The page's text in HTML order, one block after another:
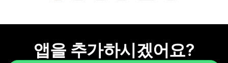
앱을 추가하시겠어요?